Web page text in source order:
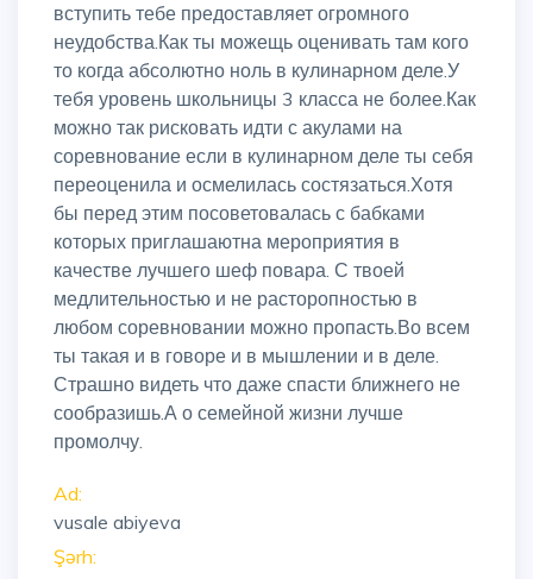
вступить тебе предоставляет огромного
неудобства.Как ты можещь оценивать там кого
то когда абсолютно ноль в кулинарном деле.У
тебя уровень школьницы 3 класса не более.Как
можно так рисковать идти с акулами на
соревнование если в кулинарном деле ты себя
переоценила и осмелилась состязаться.Хотя
бы перед этим посоветовалась с бабками
которых приглашаютна мероприятия в
качестве лучшего шеф повара. С твоей
медлительностью и не расторопностью в
любом соревновании можно пропасть.Во всем
ты такая и в говоре и в мышлении и в деле.
Страшно видеть что даже спасти ближнего не
сообразишь.А о семейной жизни лучше
промолчу.
Ad:
vusale abiyeva
Şərh: